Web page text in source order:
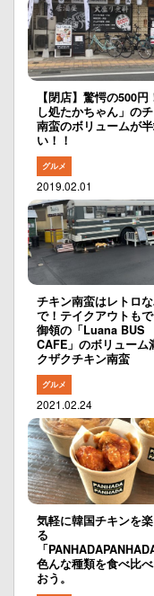
【閉店】驚愕の500円
し処たかちゃん」の
南蛮のボリュームが
い！！
グルメ
2019.02.01
チキン南蛮はレトロ
で！テイクアウトも
御領の「Luana BUS
CAFE」のボリューム
クザクチキン南蛮
グルメ
2021.02.24
気軽に韓国チキンを
る
「
色んな種類を食べ比
おう。